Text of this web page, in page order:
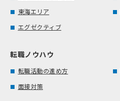
東海エリア
エグゼクティブ
転職ノウハウ
転職活動の進め方
面接対策